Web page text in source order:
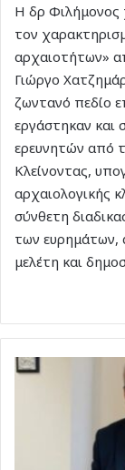
Η δρ Φιλήμονος
τον
αρχαιοτήτων»
Γιώργο
ζωντανό πεδίο
εργάστηκαν και
ερευνητών από
Κλείνοντας,
αρχαιολογικής
σύνθετη
των ευρημάτων,
μελέτη και
Καραμαρίτης: